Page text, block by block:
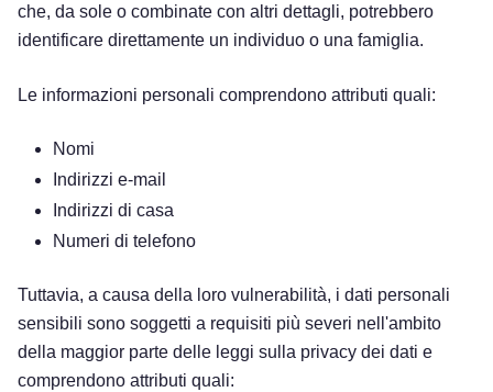
che, da sole o combinate con altri dettagli, potrebbero
identificare direttamente un individuo o una famiglia.
Le informazioni personali comprendono attributi quali:
Nomi
Indirizzi e-mail
Indirizzi di casa
Numeri di telefono
Tuttavia, a causa della loro vulnerabilità, i dati personali
sensibili sono soggetti a requisiti più severi nell'ambito
della maggior parte delle leggi sulla privacy dei dati e
comprendono attributi quali: